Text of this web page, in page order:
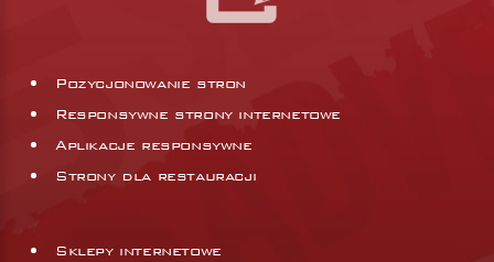
Pozycjonowanie stron
Responsywne strony internetowe
Aplikacje responsywne
Strony dla restauracji
Sklepy internetowe